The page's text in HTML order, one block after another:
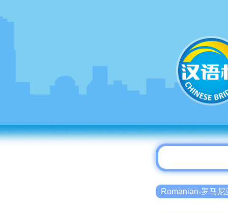
Romanian-罗马尼